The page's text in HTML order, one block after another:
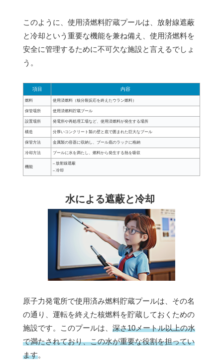
このように、使用済燃料貯蔵プールは、放射線遮蔽
と冷却という重要な機能を兼ね備え、使用済燃料を
安全に管理するために不可欠な施設と言えるでしょ
う。
項目 内容
燃料 使用済燃料（核分裂反応を終えたウラン燃料）
保管場所 使用済燃料貯蔵プール
設置場所 発電所や再処理工場など、使用済燃料が発生する場所
構造 分厚いコンクリート製の壁と底で囲まれた巨大なプール
保管方法 金属製の容器に収納し、プール底のラックに格納
冷却方法 プールに水を満たし、燃料から発生する熱を吸収
機能
– 放射線遮蔽
– 冷却
水による遮蔽と冷却
原子力発電所で使用済み燃料貯蔵プールは、その名
の通り、運転を終えた核燃料を貯蔵しておくための
施設です。このプールは、 深さ10メートル以上の水
で満たされており、この水が重要な役割を担ってい
ます。